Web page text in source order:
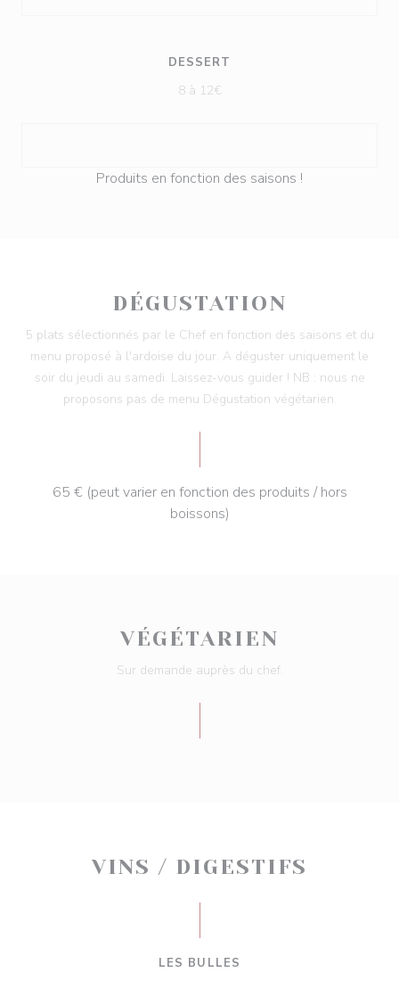
DESSERT
8 à 12€
Produits en fonction des saisons !
DÉGUSTATION
5 plats sélectionnés par le Chef en fonction des saisons et du
menu proposé à l'ardoise du jour. A déguster uniquement le
soir du jeudi au samedi. Laissez-vous guider ! NB : nous ne
proposons pas de menu Dégustation végétarien.
65 € (peut varier en fonction des produits / hors
boissons)
VÉGÉTARIEN
Sur demande auprès du chef.
VINS / DIGESTIFS
LES BULLES